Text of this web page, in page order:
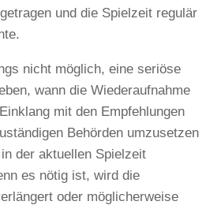
und die Spielzeit regulär
nicht möglich, eine seriöse
wann die Wiederaufnahme
mit den Empfehlungen
Behörden umzusetzen
der aktuellen Spielzeit
es nötig ist, wird die
oder möglicherweise